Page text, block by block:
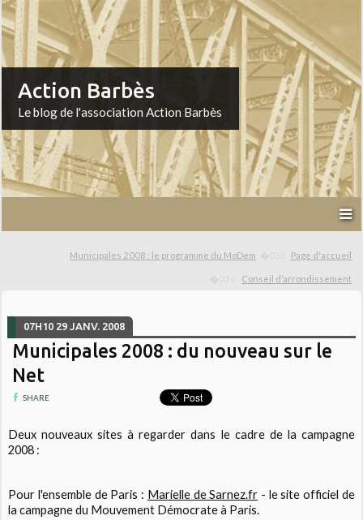
Action Barbès
Le blog de l'association Action Barbès
Municipales 2008 : le programme du MoDem Page d'accueil
Conseil d’arrondissement
07H10 29 JANV. 2008
Municipales 2008 : du nouveau sur le
Net
SHARE
Deux nouveaux sites à regarder dans le cadre de la campagne
2008 :
Pour l'ensemble de Paris : Marielle de Sarnez.fr - le site officiel de
la campagne du Mouvement Démocrate à Paris.